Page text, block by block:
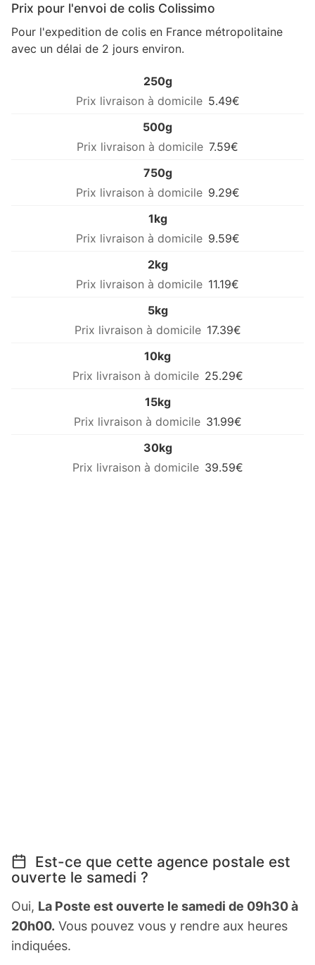
Prix pour l'envoi de colis Colissimo
Pour l'expedition de colis en France métropolitaine
avec un délai de 2 jours environ.
250g
5.49€
500g
7.59€
750g
9.29€
1kg
9.59€
2kg
11.19€
5kg
17.39€
10kg
25.29€
15kg
31.99€
30kg
39.59€
Est-ce que cette agence postale est
ouverte le samedi ?
Oui, La Poste est ouverte le samedi de 09h30 à
20h00. Vous pouvez vous y rendre aux heures
indiquées.